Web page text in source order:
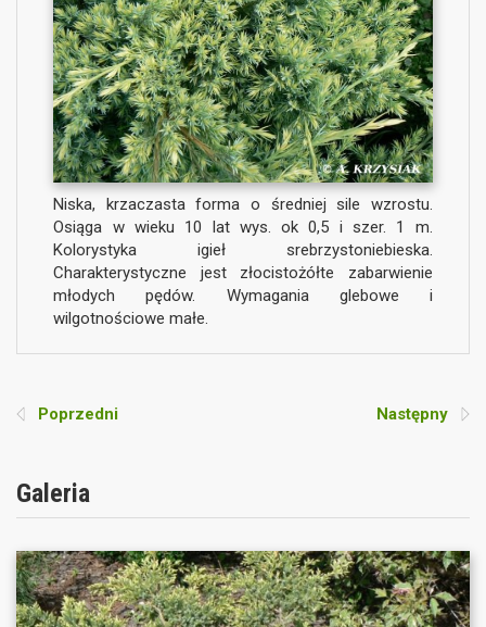
Niska, krzaczasta forma o średniej sile wzrostu.
Osiąga w wieku 10 lat wys. ok 0,5 i szer. 1 m.
Kolorystyka igieł srebrzystoniebieska.
Charakterystyczne jest złocistożółte zabarwienie
młodych pędów. Wymagania glebowe i
wilgotnościowe małe.
Poprzedni Następny
Galeria